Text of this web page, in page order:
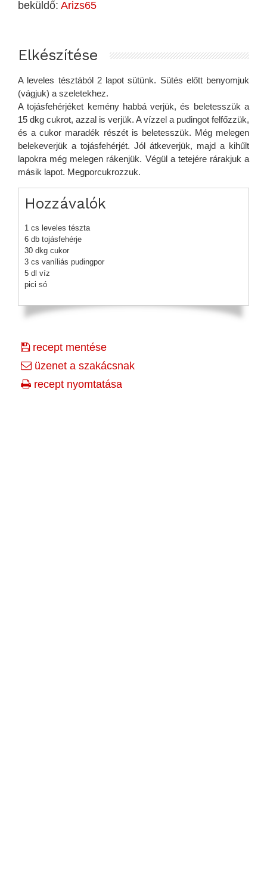
beküldő: Arizs65
Elkészítése
A leveles tésztából 2 lapot sütünk. Sütés előtt benyomjuk
(vágjuk) a szeletekhez.
A tojásfehérjéket kemény habbá verjük, és beletesszük a
15 dkg cukrot, azzal is verjük. A vízzel a pudingot felfőzzük,
és a cukor maradék részét is beletesszük. Még melegen
belekeverjük a tojásfehérjét. Jól átkeverjük, majd a kihűlt
lapokra még melegen rákenjük. Végül a tetejére rárakjuk a
másik lapot. Megporcukrozzuk.
Hozzávalók
1 cs leveles tészta
6 db tojásfehérje
30 dkg cukor
3 cs vaníliás pudingpor
5 dl víz
pici só
recept mentése
üzenet a szakácsnak
recept nyomtatása